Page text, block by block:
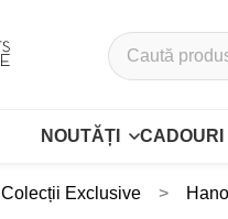
NOUTĂȚI CADOURI
Colecții Exclusive